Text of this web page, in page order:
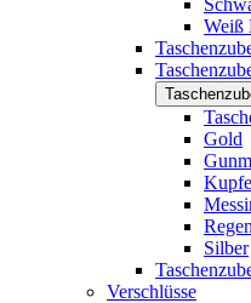
Weiß
Gold
Silber
Verschlüsse